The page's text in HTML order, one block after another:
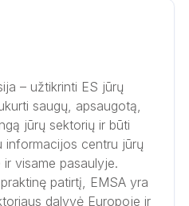
– užtikrinti ES jūrų
saugų, apsaugotą,
jūrų sektorių ir būti
informacijos centru jūrų
visame pasaulyje.
patirtį, EMSA yra
dalyvė Europoje ir